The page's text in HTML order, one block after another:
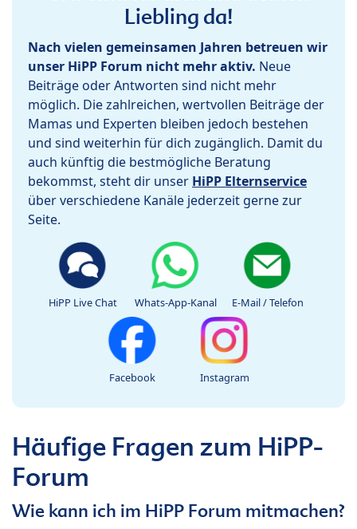
Liebling da!
Nach vielen gemeinsamen Jahren betreuen wir
unser HiPP Forum nicht mehr aktiv. Neue
Beiträge oder Antworten sind nicht mehr
möglich. Die zahlreichen, wertvollen Beiträge der
Mamas und Experten bleiben jedoch bestehen
und sind weiterhin für dich zugänglich. Damit du
auch künftig die bestmögliche Beratung
bekommst, steht dir unser HiPP Elternservice
über verschiedene Kanäle jederzeit gerne zur
Seite.
HiPP Live Chat Whats-App-Kanal E-Mail / Telefon
Facebook Instagram
Häufige Fragen zum HiPP-
Forum
Wie kann ich im HiPP Forum mitmachen?